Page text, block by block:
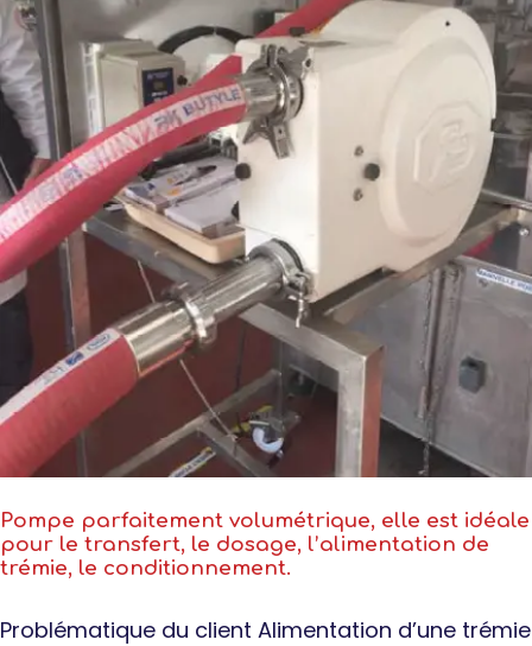
Pompe parfaitement volumétrique, elle est idéale
pour le transfert, le dosage, l’alimentation de
trémie, le conditionnement.
Problématique du client Alimentation d’une trémie